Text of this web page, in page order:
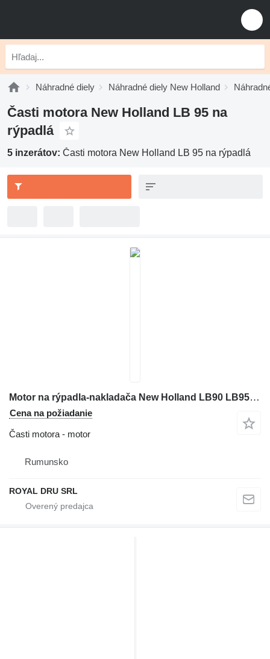
Náhradné diely Náhradné diely New Holland
Časti motora New Holland LB 95 na
rýpadlá
5 inzerátov: Časti motora New Holland LB 95 na rýpadlá
Motor na rýpadla-nakladača New Holland LB90 LB95 LB115
Cena na požiadanie
Časti motora - motor
Rumunsko
ROYAL DRU SRL